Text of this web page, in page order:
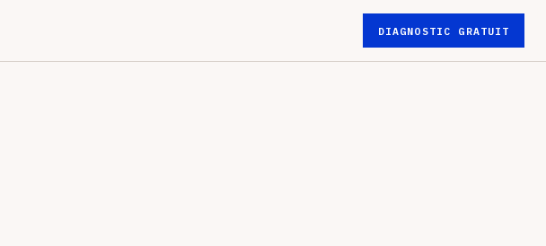
DIAGNOSTIC GRATUIT